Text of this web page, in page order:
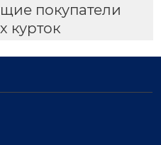
покупатели
курток